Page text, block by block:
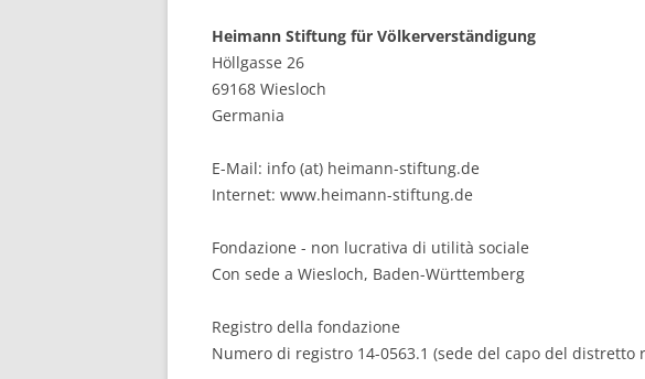
Heimann Stiftung für Völkerverständigung
Höllgasse 26
69168 Wiesloch
Germania
E-Mail: info (at) heimann-stiftung.de
Internet: www.heimann-stiftung.de
Fondazione - non lucrativa di utilità sociale
Con sede a Wiesloch, Baden-Württemberg
Registro della fondazione
Numero di registro 14-0563.1 (sede del capo del distretto